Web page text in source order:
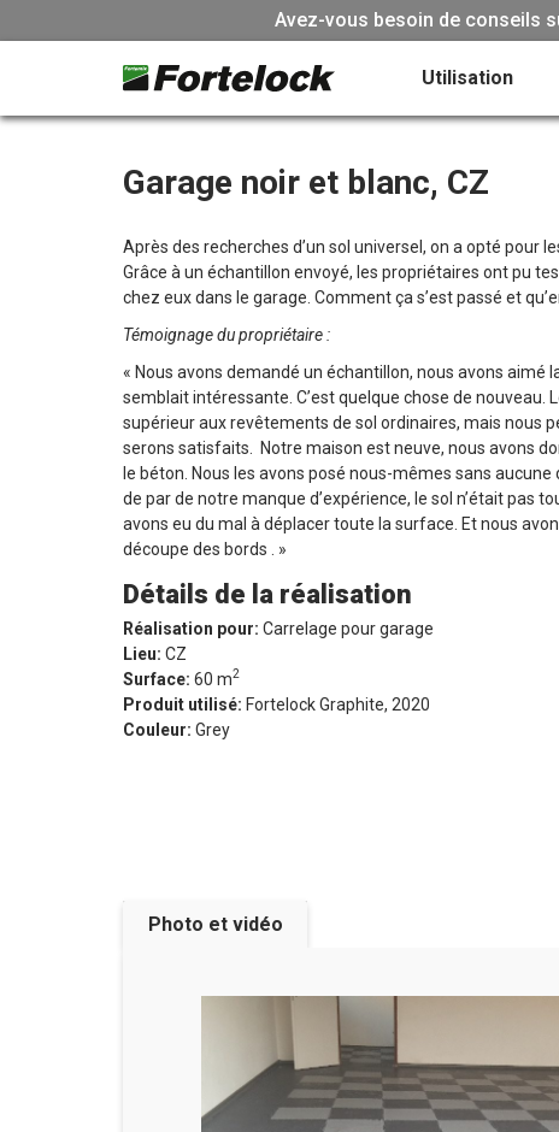
Avez-vous besoin de conseils
Utilisation
Garage noir et blanc, CZ
Après des recherches d’un sol universel, on a opté pour
Grâce à un échantillon envoyé, les propriétaires ont pu
chez eux dans le garage. Comment ça s’est passé et
Témoignage du propriétaire :
« Nous avons demandé un échantillon, nous avons aimé
semblait intéressante. C’est quelque chose de nouveau.
supérieur aux revêtements de sol ordinaires, mais nous
serons satisfaits. Notre maison est neuve, nous avons
le béton. Nous les avons posé nous-mêmes sans aucune
de par de notre manque d’expérience, le sol n’était pas
avons eu du mal à déplacer toute la surface. Et nous
découpe des bords . »
Détails de la réalisation
Réalisation pour: Carrelage pour garage
Lieu: CZ
Surface: 60 m2
Produit utilisé: Fortelock Graphite, 2020
Couleur: Grey
Photo et vidéo